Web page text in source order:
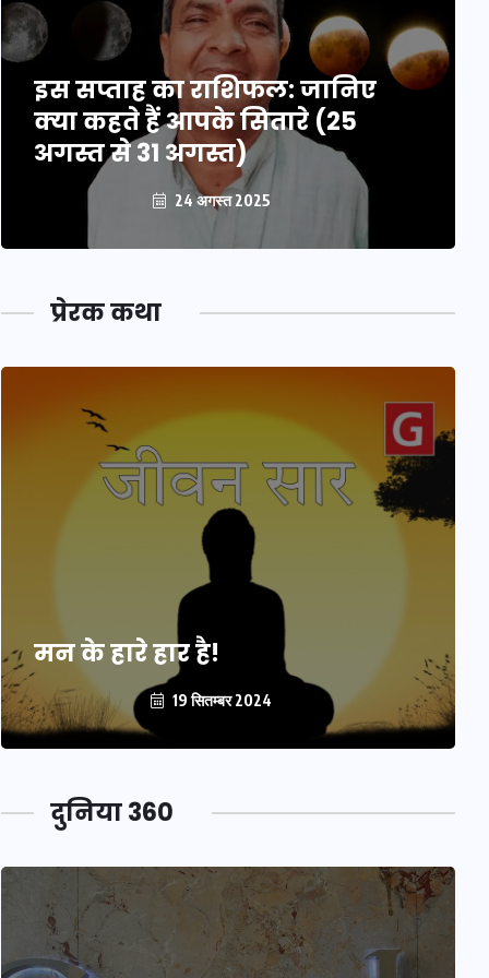
इस सप्ताह का राशिफल: जानिए
क्या कहते हैं आपके सितारे (25
अगस्त से 31 अगस्त)
24 अगस्त 2025
प्रेरक कथा
मन के हारे हार है!
19 सितम्बर 2024
दुनिया 360